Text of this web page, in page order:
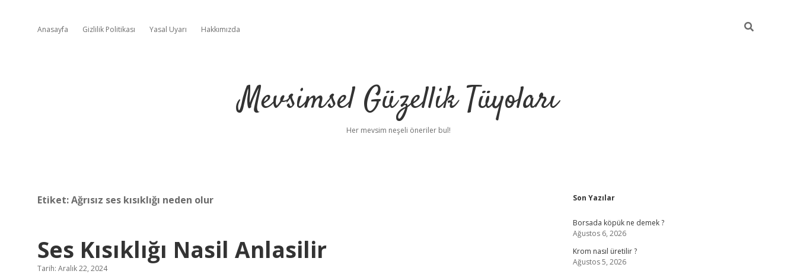
Anasayfa Gizlilik Politikası Yasal Uyarı Hakkımızda
Mevsimsel Güzellik Tüyoları
Her mevsim neşeli öneriler bul!
Etiket:Ağrısız ses kısıklığı neden olur
Ses Kısıklığı Nasil Anlasilir
Tarih: Aralık 22, 2024
Sidebar
Son Yazılar
Borsada köpük ne demek ?
Ağustos 6, 2026
Krom nasıl üretilir ?
Ağustos 5, 2026
hiltonbet giriş